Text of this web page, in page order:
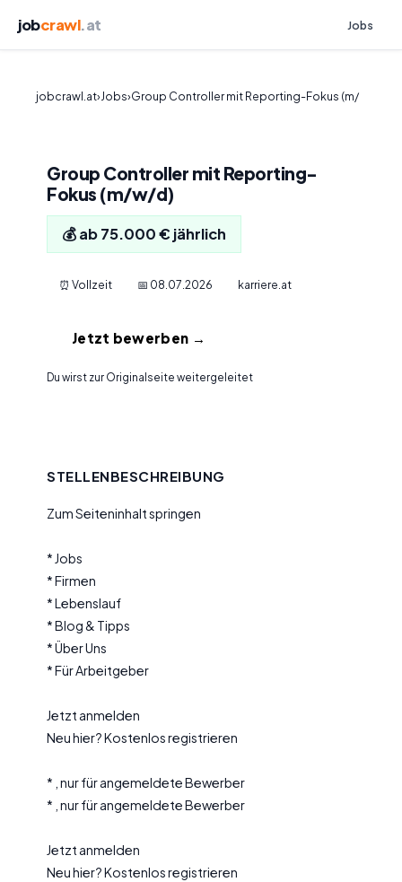
jobcrawl.at Jobs
jobcrawl.at›Jobs›Group Controller mit Reporting-Fokus (m/
Group Controller mit Reporting-
Fokus (m/w/d)
💰 ab 75.000 € jährlich
⏰ Vollzeit 📅 08.07.2026 karriere.at
Jetzt bewerben →
Du wirst zur Originalseite weitergeleitet
STELLENBESCHREIBUNG
Zum Seiteninhalt springen
* Jobs
* Firmen
* Lebenslauf
* Blog & Tipps
* Über Uns
* Für Arbeitgeber
Jetzt anmelden
Neu hier? Kostenlos registrieren
* , nur für angemeldete Bewerber
* , nur für angemeldete Bewerber
Jetzt anmelden
Neu hier? Kostenlos registrieren